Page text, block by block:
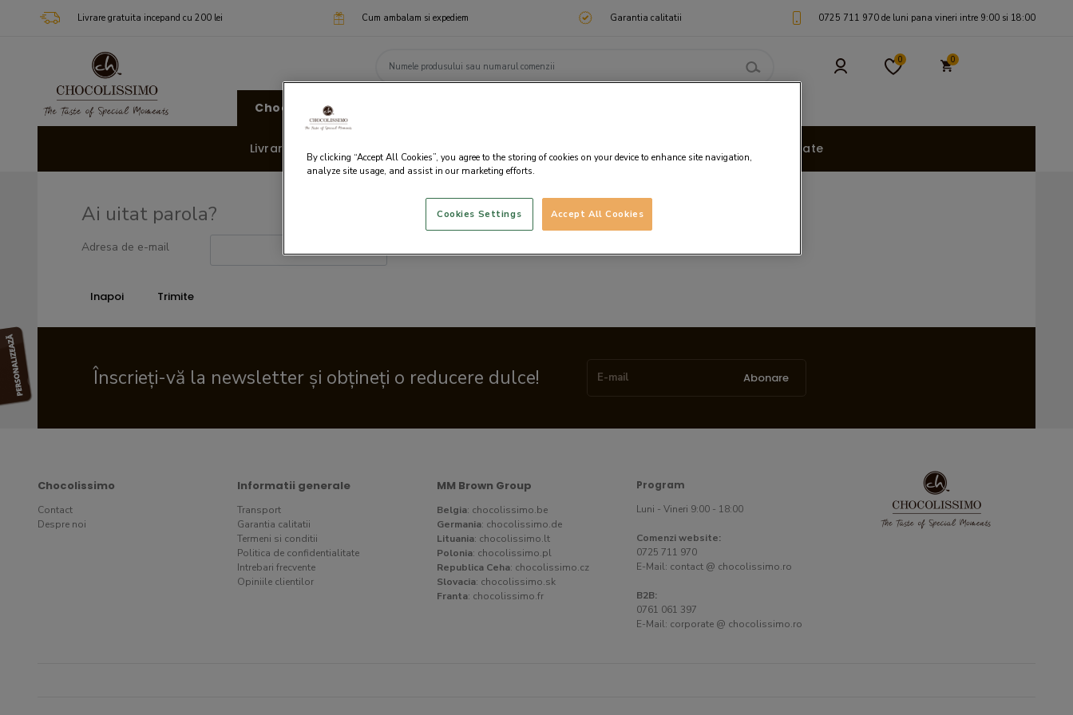
Livrare gratuita incepand cu 200 lei Cum ambalam si expediem Garantia calitatii 0725 711 970 de luni pana vineri intre 9:00 si 18:00
0 0
Chocolissimo
Livrare rapida 🚚 Cadouri Personalizate
Ai uitat parola?
Adresa de e-mail
Înscrieți-vă la newsletter și obțineți o reducere dulce! Abonare
Chocolissimo
Contact
Despre noi
Informatii generale
Transport
Garantia calitatii
Termeni si conditii
Politica de confidentialitate
Intrebari frecvente
Opiniile clientilor
MM Brown Group
Belgia: chocolissimo.be
Germania: chocolissimo.de
Lituania: chocolissimo.lt
Polonia: chocolissimo.pl
Republica Ceha: chocolissimo.cz
Slovacia: chocolissimo.sk
Franta: chocolissimo.fr
Program
Luni - Vineri 9:00 - 18:00
Comenzi website:
0725 711 970
E-Mail: contact @ chocolissimo.ro
B2B:
0761 061 397
E-Mail: corporate @ chocolissimo.ro
By clicking “Accept All Cookies”, you agree to the storing of cookies on your device to enhance site navigation,
analyze site usage, and assist in our marketing efforts.
Accept All Cookies
Cookies Settings